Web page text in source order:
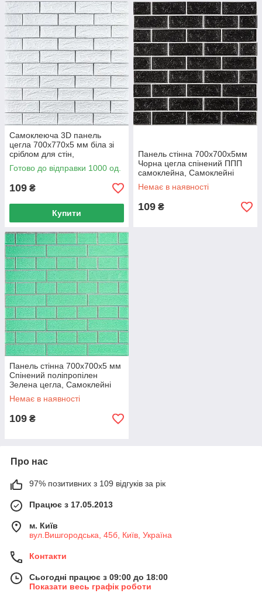
Самоклеюча 3D панель
цегла 700х770х5 мм біла зі
сріблом для стін,
Декоративна панель ППП
вологостійка
Готово до відправки 1000 од.
109 ₴
Купити
Панель стінна 700х700х5мм
Чорна цегла спінений ППП
самоклейна, Самоклейні
панелі для стін
Немає в наявності
109 ₴
Панель стінна 700х700х5 мм
Спінений поліпропілен
Зелена цегла, Самоклейні
панелі для стін
Немає в наявності
109 ₴
Про нас
97% позитивних з 109 відгуків за рік
Працює з 17.05.2013
м. Київ
вул.Вишгородська, 45б, Київ, Україна
Контакти
Сьогодні працює з 09:00 до 18:00
Показати весь графік роботи